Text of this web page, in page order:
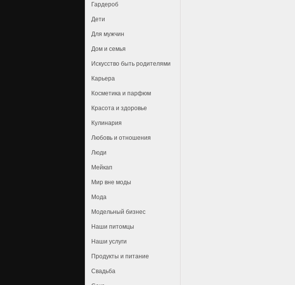
Гардероб
Дети
Для мужчин
Дом и семья
Искусство быть родителями
Карьера
Косметика и парфюм
Красота и здоровье
Кулинария
Любовь и отношения
Люди
Мейкап
Мир вне моды
Мода
Модельный бизнес
Наши питомцы
Наши услуги
Продукты и питание
Свадьба